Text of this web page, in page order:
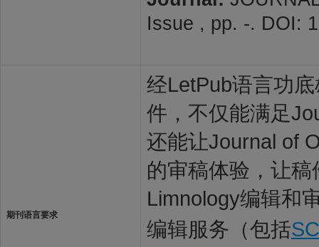
Issue , pp. -. DOI:
期刊语言要求
经LetPub语言功
件，不仅能满足
还能让Journal of
的审稿体验，让
Limnology编辑和
编辑服务（包括